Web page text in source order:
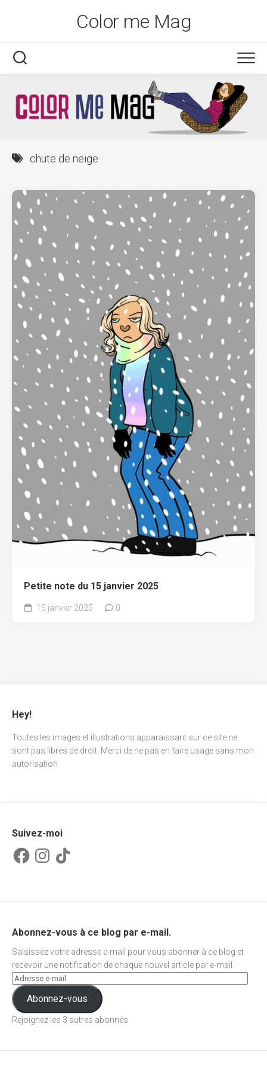
Color me Mag
chute de neige
Petite note du 15 janvier 2025
15 janvier 2025 0
Hey!
Toutes les images et illustrations apparaissant sur ce site ne
sont pas libres de droit. Merci de ne pas en faire usage sans mon
autorisation.
Suivez-moi
FacebookInstagram
TikTok
Abonnez-vous à ce blog par e-mail.
Saisissez votre adresse e-mail pour vous abonner à ce blog et
recevoir une notification de chaque nouvel article par e-mail.
Abonnez-vous
Rejoignez les 3 autres abonnés